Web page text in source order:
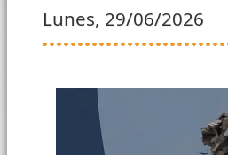
Lunes, 29/06/2026